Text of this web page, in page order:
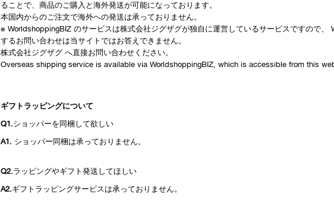
ることで、商品のご購入と海外発送が可能になっております。
本国内からのご注文で海外への発送は承っておりません。
※ WorldshoppingBIZ のサービスは株式会社ジグザグが独自に運営しているサービスですので、
するお問い合わせは当サイトではお答えできません。
株式会社ジグザグ へ直接お問い合わせください。
Overseas shipping service is available via WorldshoppingBIZ, which is accessible from this
ギフトラッピングについて
Q1.ショッパーを同梱して欲しい
A1. ショッパー同梱は承っておりません。
Q2.ラッピングやギフト発送してほしい
A2.ギフトラッピングサービスは承っておりません。